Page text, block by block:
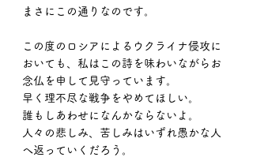
まさにこの通りなのです。
この度のロシアによるウクライナ侵攻に
おいても、私はこの詩を味わいながらお
念仏を申して見守っています。
早く理不尽な戦争をやめてほしい。
誰もしあわせになんかならないよ。
人々の悲しみ、苦しみはいずれ愚かな人
へ返っていくだろう。